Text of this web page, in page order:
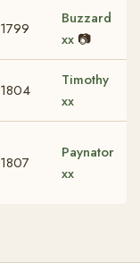
1799
Buzzard
xx 📷
1804
Timothy
xx
1807
Paynator
xx